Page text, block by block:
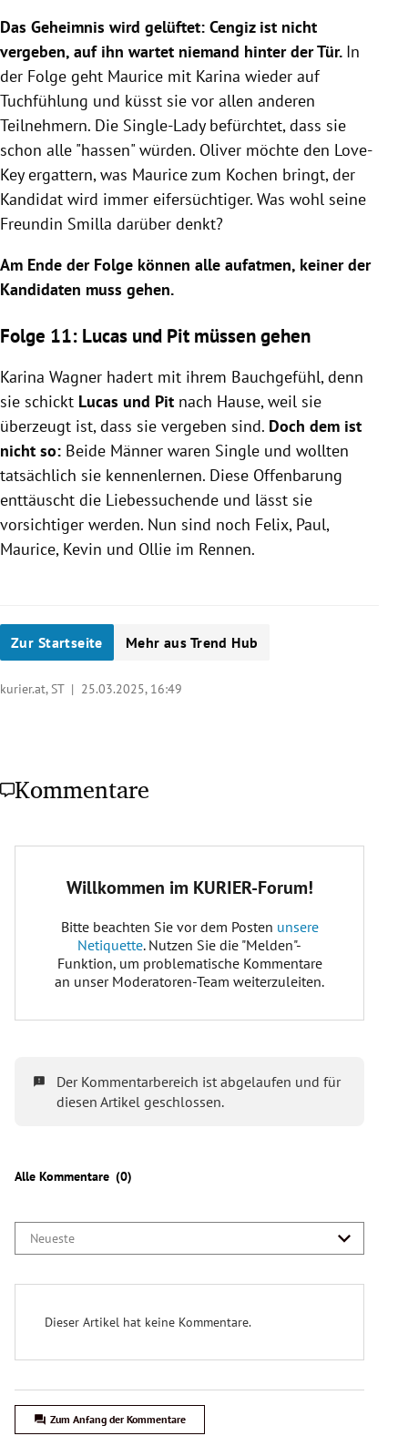
Das Geheimnis wird gelüftet: Cengiz ist nicht
vergeben, auf ihn wartet niemand hinter der Tür. In
der Folge geht Maurice mit Karina wieder auf
Tuchfühlung und küsst sie vor allen anderen
Teilnehmern. Die Single-Lady befürchtet, dass sie
schon alle "hassen" würden. Oliver möchte den Love-
Key ergattern, was Maurice zum Kochen bringt, der
Kandidat wird immer eifersüchtiger. Was wohl seine
Freundin Smilla darüber denkt?
Am Ende der Folge können alle aufatmen, keiner der
Kandidaten muss gehen.
Folge 11: Lucas und Pit müssen gehen
Karina Wagner hadert mit ihrem Bauchgefühl, denn
sie schickt Lucas und Pit nach Hause, weil sie
überzeugt ist, dass sie vergeben sind. Doch dem ist
nicht so: Beide Männer waren Single und wollten
tatsächlich sie kennenlernen. Diese Offenbarung
enttäuscht die Liebessuchende und lässt sie
vorsichtiger werden. Nun sind noch Felix, Paul,
Maurice, Kevin und Ollie im Rennen.
Zur Startseite Mehr aus Trend Hub
kurier.at, ST | 25.03.2025, 16:49
Kommentare